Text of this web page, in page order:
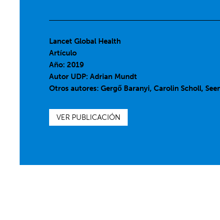
Lancet Global Health
Artículo
Año: 2019
Autor UDP:Adrian Mundt
Otros autores: Gergő Baranyi, Carolin Scholl,
VER PUBLICACIÓN